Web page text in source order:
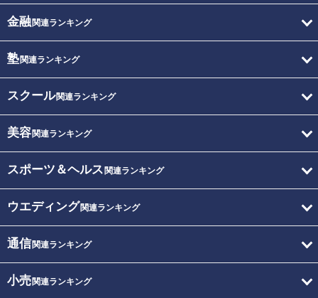
金融関連ランキング
塾関連ランキング
スクール関連ランキング
美容関連ランキング
スポーツ＆ヘルス 関連ランキング
ウエディング関連ランキング
通信関連ランキング
小売関連ランキング